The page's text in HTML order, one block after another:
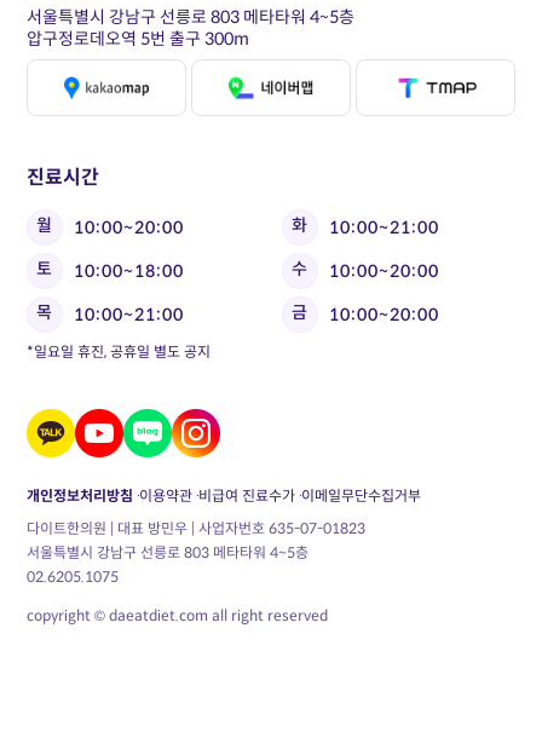
진료시간
월 10:00~20:00 화
10:00~21:00
토
10:00~18:00 수
10:00~20:00
목
10:00~21:00 금 10:00~20:00
*일요일 휴진, 공휴일 별도 공지
서울특별시 강남구 선릉로 803 메타타워 4~5층
압구정로데오역 5번 출구 300m
개인정보처리방침 이용약관 비급여 진료수가 이메일무단수집거부
다이트한의원 | 대표 방민우 | 사업자번호 635-07-01823
서울특별시 강남구 선릉로 803 메타타워 4~5층
02.6205.1075
copyright © daeatdiet.com all right reserved